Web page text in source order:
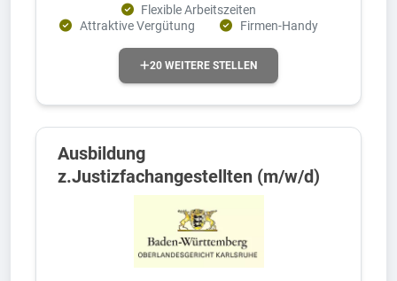
Flexible Arbeitszeiten
Attraktive Vergütung
Firmen-Handy
20 WEITERE STELLEN
Ausbildung
z.Justizfachangestellten (m/w/d)